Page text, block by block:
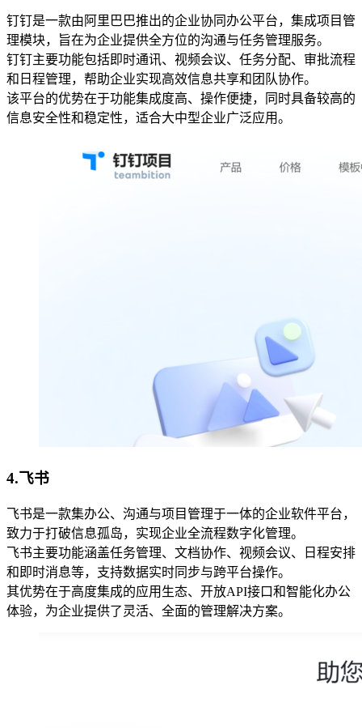
钉钉是一款由阿里巴巴推出的企业协同办公平台，集成项目管
理模块，旨在为企业提供全方位的沟通与任务管理服务。
钉钉主要功能包括即时通讯、视频会议、任务分配、审批流程
和日程管理，帮助企业实现高效信息共享和团队协作。
该平台的优势在于功能集成度高、操作便捷，同时具备较高的
信息安全性和稳定性，适合大中型企业广泛应用。
4.飞书
飞书是一款集办公、沟通与项目管理于一体的企业软件平台，
致力于打破信息孤岛，实现企业全流程数字化管理。
飞书主要功能涵盖任务管理、文档协作、视频会议、日程安排
和即时消息等，支持数据实时同步与跨平台操作。
其优势在于高度集成的应用生态、开放API接口和智能化办公
体验，为企业提供了灵活、全面的管理解决方案。